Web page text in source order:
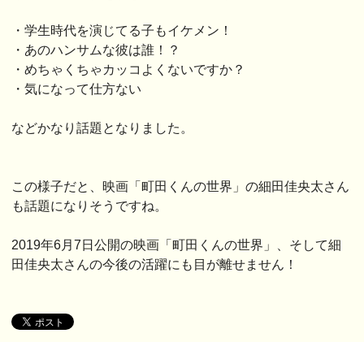
・学生時代を演じてる子もイケメン！
・あのハンサムな彼は誰！？
・めちゃくちゃカッコよくないですか？
・気になって仕方ない
などかなり話題となりました。
この様子だと、映画「町田くんの世界」の細田佳央太さん
も話題になりそうですね。
2019年6月7日公開の映画「町田くんの世界」、そして細
田佳央太さんの今後の活躍にも目が離せません！